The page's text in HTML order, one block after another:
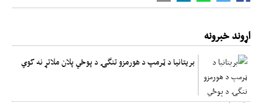
اړوند خبرونه
بریتانیا د ټرمپ د هورمزو تنگۍ د پوځي پلان ملاتړ نه کوي